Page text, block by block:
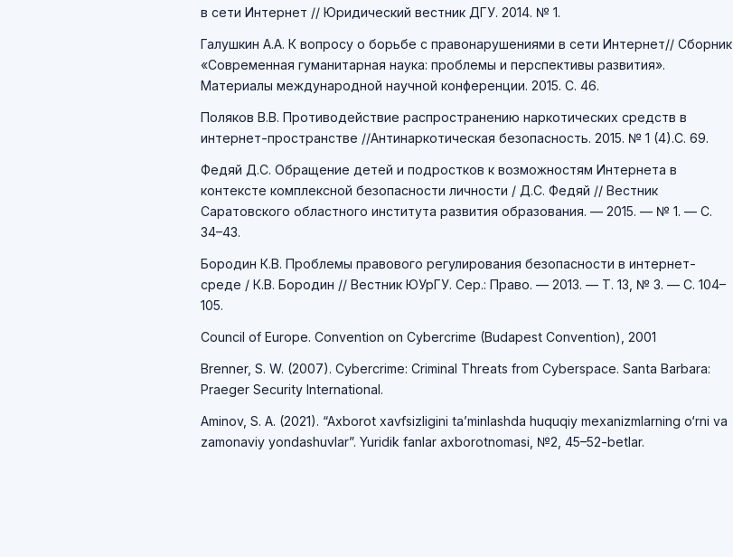
в сети Интернет // Юридический вестник ДГУ. 2014. № 1.
Галушкин А.А. К вопросу о борьбе с правонарушениями в сети Интернет// Сборник
«Современная гуманитарная наука: проблемы и перспективы развития».
Материалы международной научной конференции. 2015. С. 46.
Поляков В.В. Противодействие распространению наркотических средств в
интернет-пространстве //Антинаркотическая безопасность. 2015. № 1 (4).С. 69.
Федяй Д.С. Обращение детей и подростков к возможностям Интернета в
контексте комплексной безопасности личности / Д.С. Федяй // Вестник
Саратовского областного института развития образования. — 2015. — № 1. — С.
34–43.
Бородин К.В. Проблемы правового регулирования безопасности в интернет-
среде / К.В. Бородин // Вестник ЮУрГУ. Сер.: Право. — 2013. — Т. 13, № 3. — С. 104–
105.
Council of Europe. Convention on Cybercrime (Budapest Convention), 2001
Brenner, S. W. (2007). Cybercrime: Criminal Threats from Cyberspace. Santa Barbara:
Praeger Security International.
Aminov, S. A. (2021). “Axborot xavfsizligini ta’minlashda huquqiy mexanizmlarning o‘rni va
zamonaviy yondashuvlar”. Yuridik fanlar axborotnomasi, №2, 45–52-betlar.